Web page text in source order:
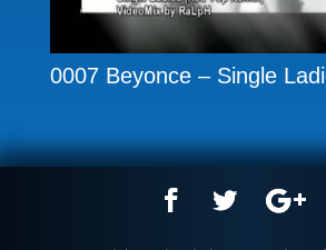
0007 Beyonce – Single